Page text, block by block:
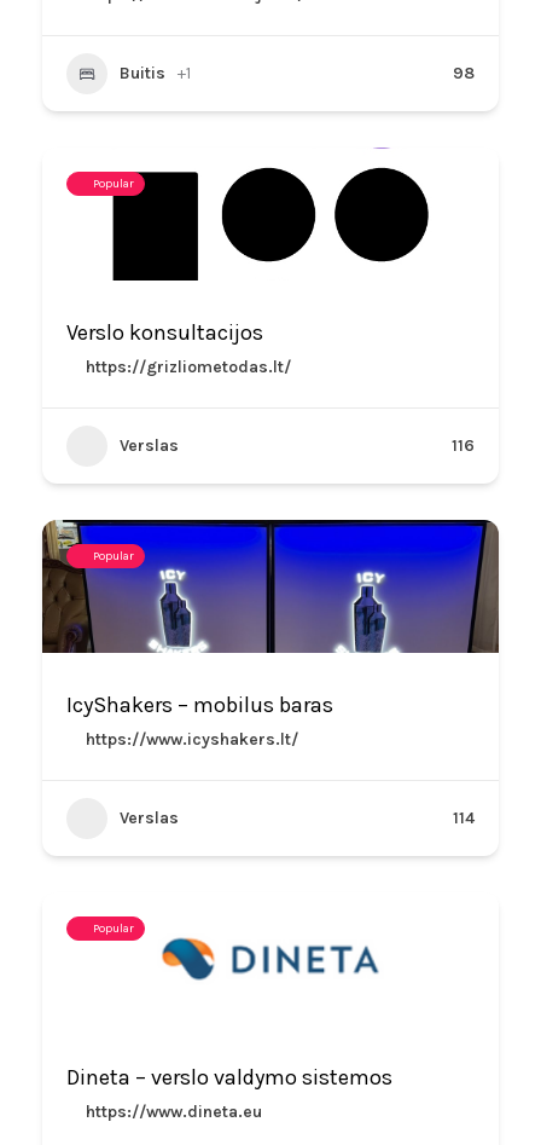
Buitis +1 98
Popular
Verslo konsultacijos
https://grizliometodas.lt/
Verslas 116
Popular
IcyShakers – mobilus baras
https://www.icyshakers.lt/
Verslas 114
Popular
Dineta – verslo valdymo sistemos
https://www.dineta.eu